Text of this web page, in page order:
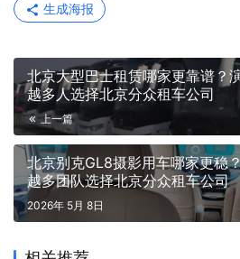
生成海报
北京大型巴士租赁哪家更靠谱？
越多人选择北京分众租车公司
上一篇
北京别克GL8摄影用车哪家更稳
越多团队选择北京分众租车公司
2026年 5月 8日